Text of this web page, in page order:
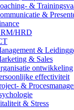
&
&
HRD
&
& Sales
ontwikkeling
effectiviteit
&
& Stress